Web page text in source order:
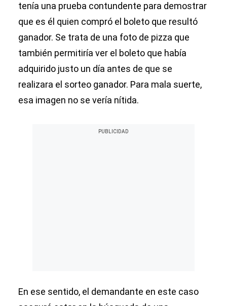
tenía una prueba contundente para demostrar
que es él quien compró el boleto que resultó
ganador. Se trata de una foto de pizza que
también permitiría ver el boleto que había
adquirido justo un día antes de que se
realizara el sorteo ganador. Para mala suerte,
esa imagen no se vería nítida.
En ese sentido, el demandante en este caso